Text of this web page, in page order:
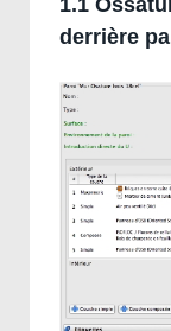
derrière